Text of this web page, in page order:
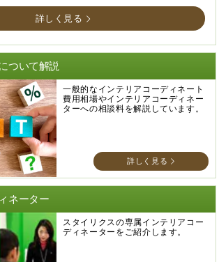
詳しく見る
ついて解説
一般的なインテリアコーディネート
費用相場やインテリアコーディネー
ターへの相談料を解説しています。
詳しく見る
ネーター
スタイリクスの専属インテリアコー
ディネーターをご紹介します。